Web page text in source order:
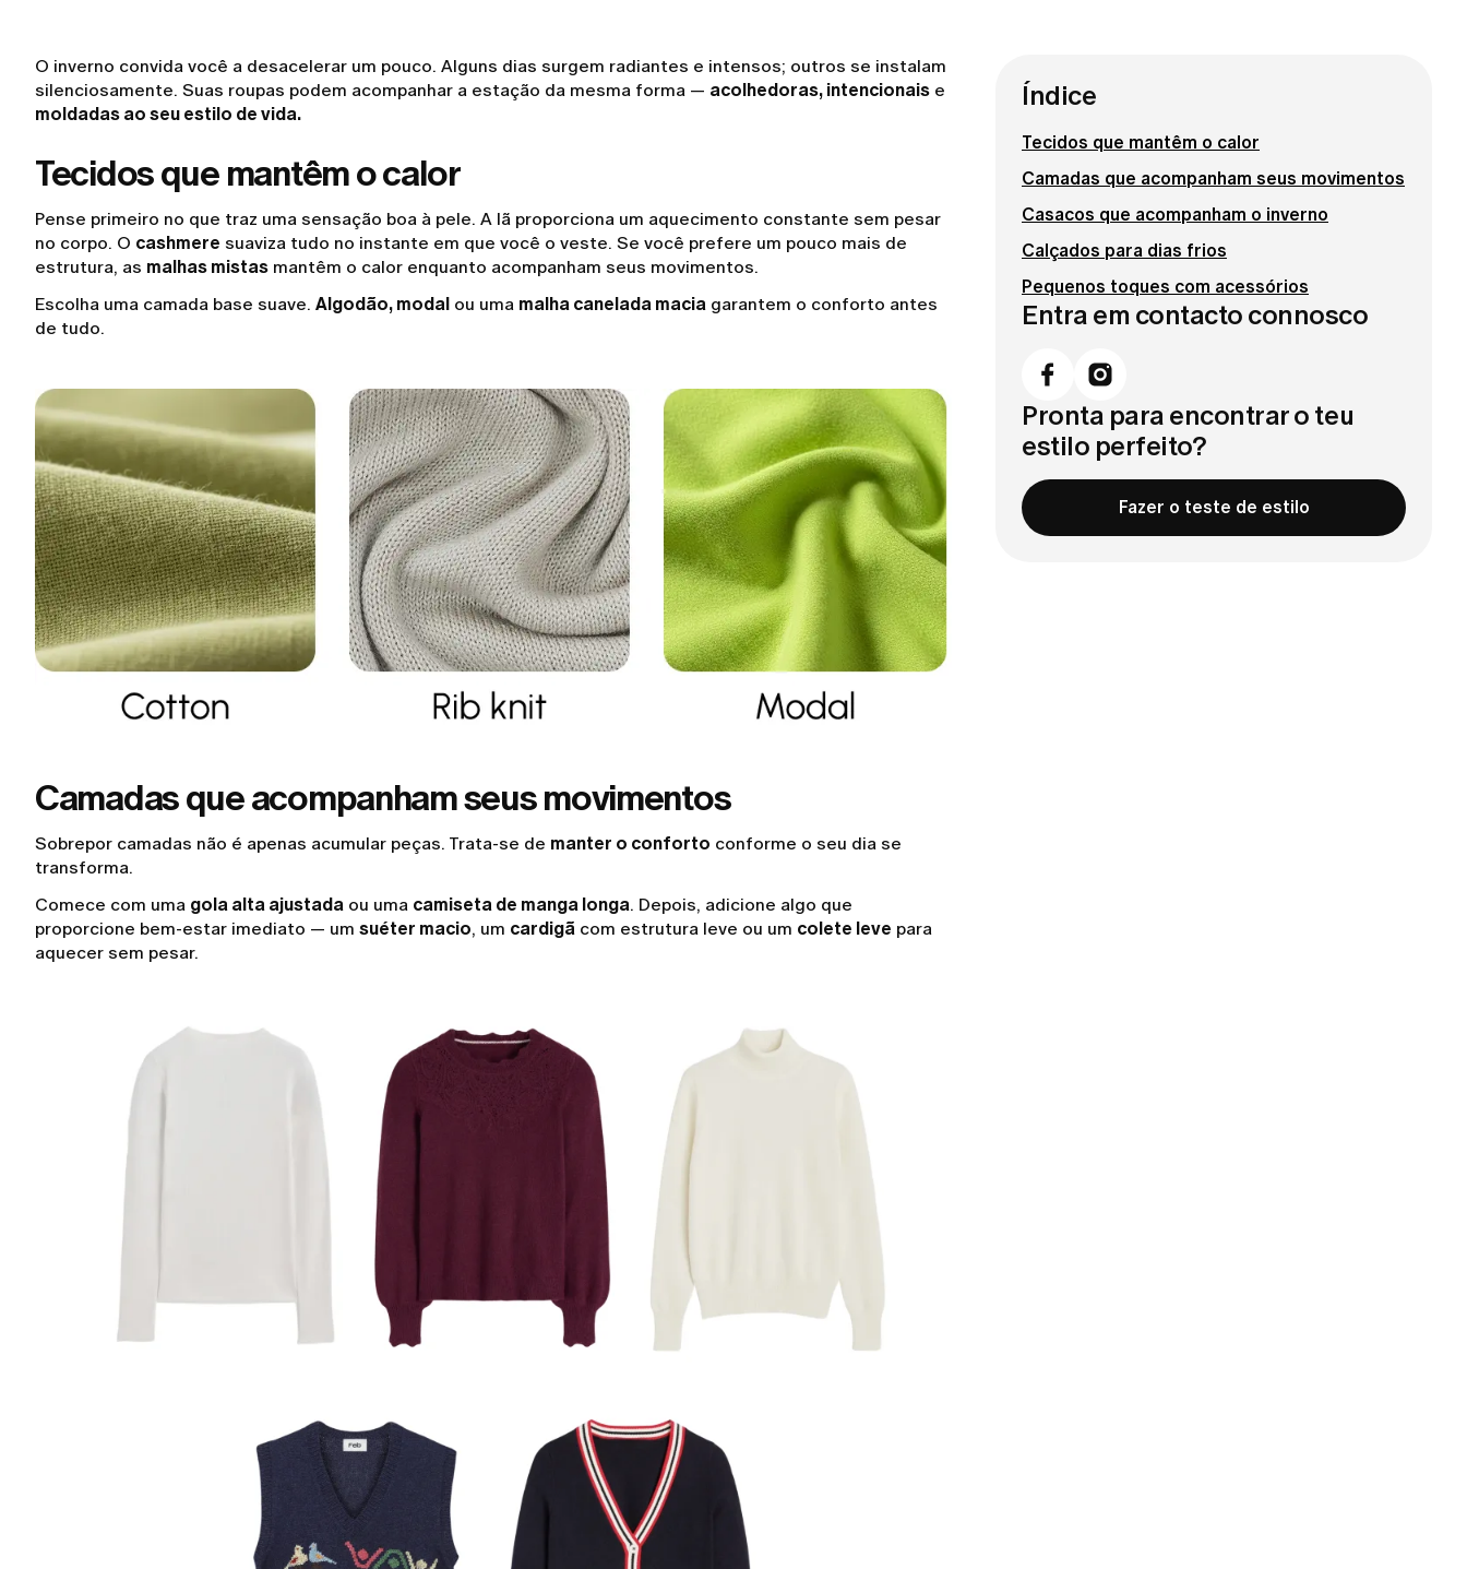
O inverno convida você a desacelerar um pouco. Alguns dias surgem radiantes e intensos; outros se instalam
silenciosamente. Suas roupas podem acompanhar a estação da mesma forma — acolhedoras, intencionais e
moldadas ao seu estilo de vida.
Tecidos que mantêm o calor
Pense primeiro no que traz uma sensação boa à pele. A lã proporciona um aquecimento constante sem pesar
no corpo. O cashmere suaviza tudo no instante em que você o veste. Se você prefere um pouco mais de
estrutura, as malhas mistas mantêm o calor enquanto acompanham seus movimentos.
Escolha uma camada base suave. Algodão, modal ou uma malha canelada macia garantem o conforto antes
de tudo.
Camadas que acompanham seus movimentos
Sobrepor camadas não é apenas acumular peças. Trata-se de manter o conforto conforme o seu dia se
transforma.
Comece com uma gola alta ajustada ou uma camiseta de manga longa. Depois, adicione algo que
proporcione bem-estar imediato — um suéter macio, um cardigã com estrutura leve ou um colete leve para
aquecer sem pesar.
Índice
Tecidos que mantêm o calor
Camadas que acompanham seus movimentos
Casacos que acompanham o inverno
Calçados para dias frios
Pequenos toques com acessórios
Entra em contacto connosco
Pronta para encontrar o teu
estilo perfeito?
Fazer o teste de estilo